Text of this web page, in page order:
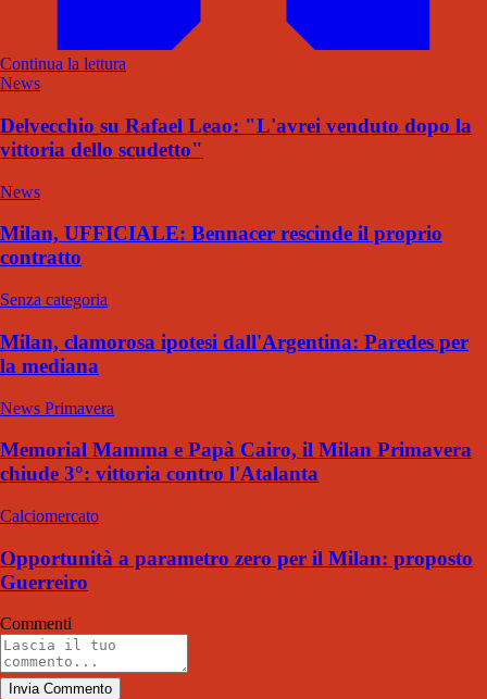
Continua la lettura
News
Delvecchio su Rafael Leao: "L'avrei venduto dopo la
vittoria dello scudetto"
News
Milan, UFFICIALE: Bennacer rescinde il proprio
contratto
Senza categoria
Milan, clamorosa ipotesi dall'Argentina: Paredes per
la mediana
News Primavera
Memorial Mamma e Papà Cairo, il Milan Primavera
chiude 3°: vittoria contro l'Atalanta
Calciomercato
Opportunità a parametro zero per il Milan: proposto
Guerreiro
Commenti
Invia Commento